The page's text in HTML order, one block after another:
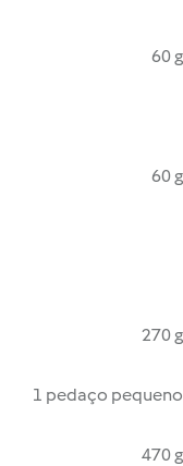
60 g
60 g
270 g
1 pedaço pequeno
470 g